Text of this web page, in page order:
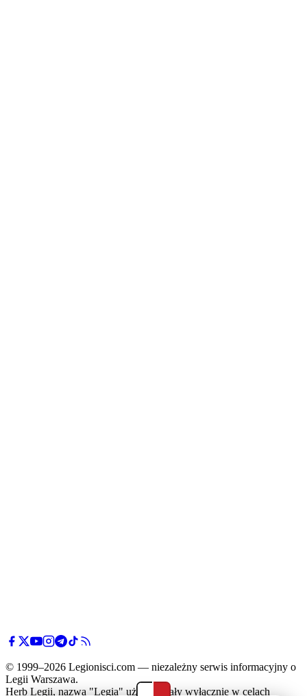
© 1999–2026 Legionisci.com — niezależny serwis informacyjny o
Legii Warszawa.
Herb Legii, nazwa "Legia" użyte zostały wyłącznie w celach